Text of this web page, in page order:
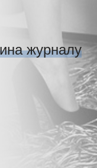
журналу